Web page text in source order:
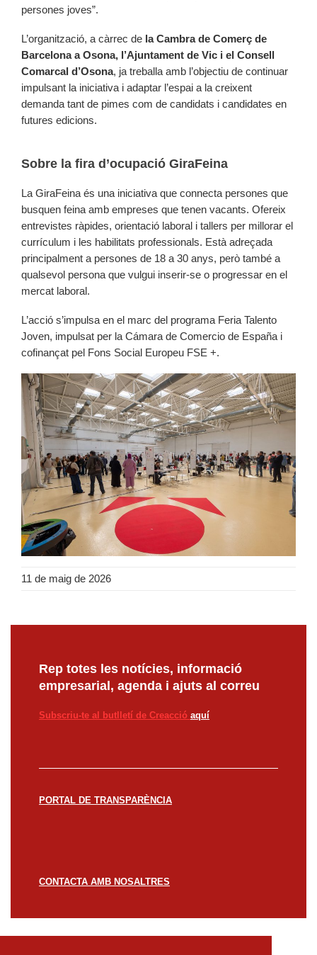
persones joves”.
L’organització, a càrrec de la Cambra de Comerç de
Barcelona a Osona, l’Ajuntament de Vic i el Consell
Comarcal d’Osona, ja treballa amb l’objectiu de continuar
impulsant la iniciativa i adaptar l’espai a la creixent
demanda tant de pimes com de candidats i candidates en
futures edicions.
Sobre la fira d’ocupació GiraFeina
La GiraFeina és una iniciativa que connecta persones que
busquen feina amb empreses que tenen vacants. Ofereix
entrevistes ràpides, orientació laboral i tallers per millorar el
currículum i les habilitats professionals. Està adreçada
principalment a persones de 18 a 30 anys, però també a
qualsevol persona que vulgui inserir-se o progressar en el
mercat laboral.
L’acció s’impulsa en el marc del programa Feria Talento
Joven, impulsat per la Cámara de Comercio de España i
cofinançat pel Fons Social Europeu FSE +.
11 de maig de 2026
Rep totes les notícies, informació
empresarial, agenda i ajuts al correu
Subscriu-te al butlletí de Creacció aquí
PORTAL DE TRANSPARÈNCIA
CONTACTA AMB NOSALTRES